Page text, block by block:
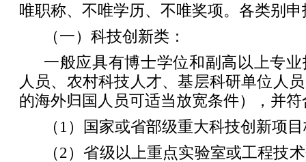
唯职称、不唯学历、不唯奖项。各类别
（一）科技创新类：
一般应具有博士学位和副高以上专
人员、农村科技人才、基层科研单位人
的海外归国人员可适当放宽条件），并
（1）国家或省部级重大科技创新项
（2）省级以上重点实验室或工程技